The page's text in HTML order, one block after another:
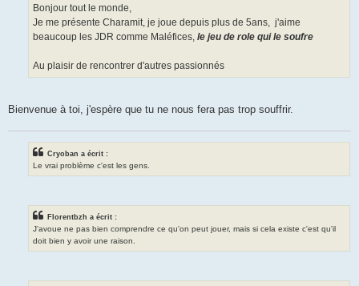
Bonjour tout le monde,
Je me présente Charamit, je joue depuis plus de 5ans, j'aime
beaucoup les JDR comme Maléfices, le jeu de role qui le soufre
Au plaisir de rencontrer d'autres passionnés
Bienvenue à toi, j'espère que tu ne nous fera pas trop souffrir.
Cryoban a écrit :
Le vrai problème c'est les gens.
Florentbzh a écrit :
J'avoue ne pas bien comprendre ce qu'on peut jouer, mais si cela existe c'est qu'il
doit bien y avoir une raison.